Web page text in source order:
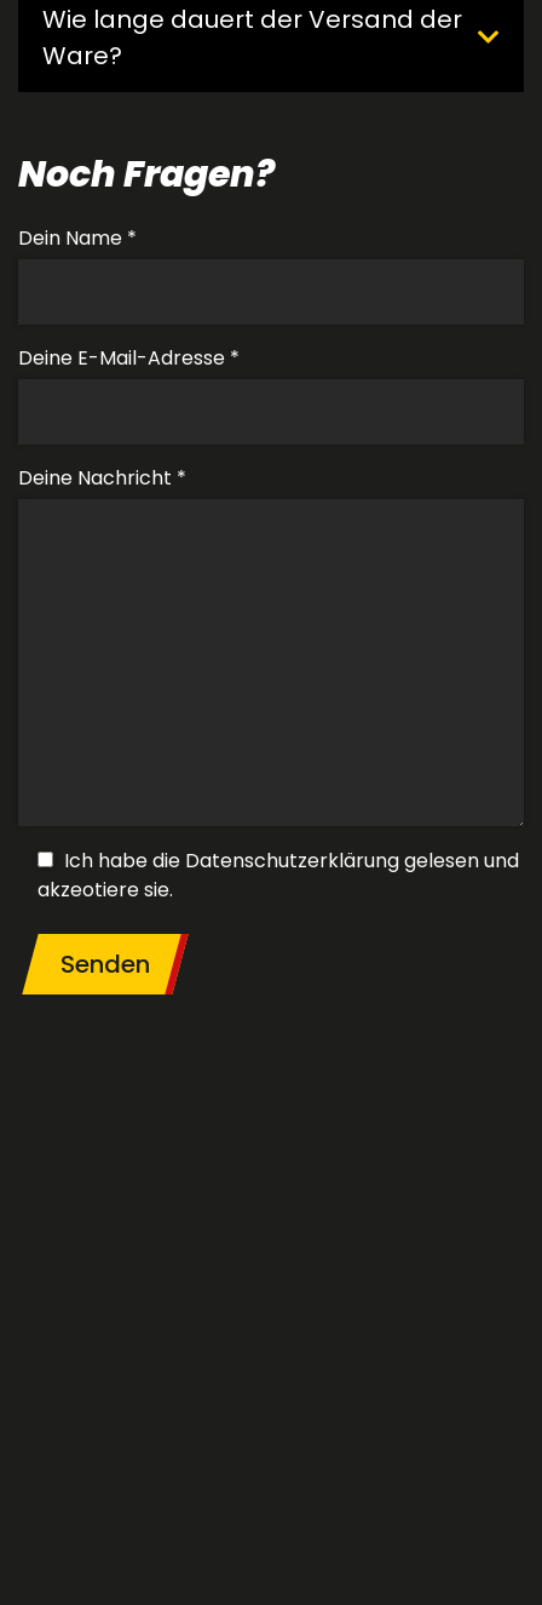
Wie lange dauert der Versand der
Ware?
Noch Fragen?
Dein Name *
Deine E-Mail-Adresse *
Deine Nachricht *
Ich habe die Datenschutzerklärung gelesen und
akzeotiere sie.